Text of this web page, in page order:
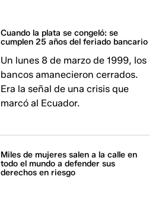
Cuando la plata se congeló: se
cumplen 25 años del feriado bancario
Un lunes 8 de marzo de 1999, los
bancos amanecieron cerrados.
Era la señal de una crisis que
marcó al Ecuador.
Miles de mujeres salen a la calle en
todo el mundo a defender sus
derechos en riesgo